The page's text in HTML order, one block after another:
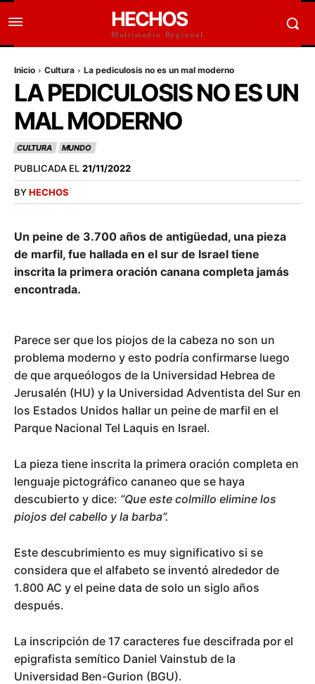
HECHOS
Multimedio Regional
Inicio Cultura La pediculosis no es un mal moderno
LA PEDICULOSIS NO ES UN
MAL MODERNO
CULTURA MUNDO
PUBLICADA EL 21/11/2022
BYHECHOS
Un peine de 3.700 años de antigüedad, una pieza
de marfil, fue hallada en el sur de Israel tiene
inscrita la primera oración canana completa jamás
encontrada.
Parece ser que los piojos de la cabeza no son un
problema moderno y esto podría confirmarse luego
de que arqueólogos de la Universidad Hebrea de
Jerusalén (HU) y la Universidad Adventista del Sur en
los Estados Unidos hallar un peine de marfil en el
Parque Nacional Tel Laquis en Israel.
La pieza tiene inscrita la primera oración completa en
lenguaje pictográfico cananeo que se haya
descubierto y dice: “Que este colmillo elimine los
piojos del cabello y la barba”.
Este descubrimiento es muy significativo si se
considera que el alfabeto se inventó alrededor de
1.800 AC y el peine data de solo un siglo años
después.
La inscripción de 17 caracteres fue descifrada por el
epigrafista semítico Daniel Vainstub de la
Universidad Ben-Gurion (BGU).